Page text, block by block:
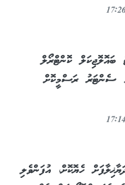
ކޮންޓްރޯލް
ސެންޓަރު ރަސްމީކޮށް
ހެޔޮކޮށް، އުފަންވެލި